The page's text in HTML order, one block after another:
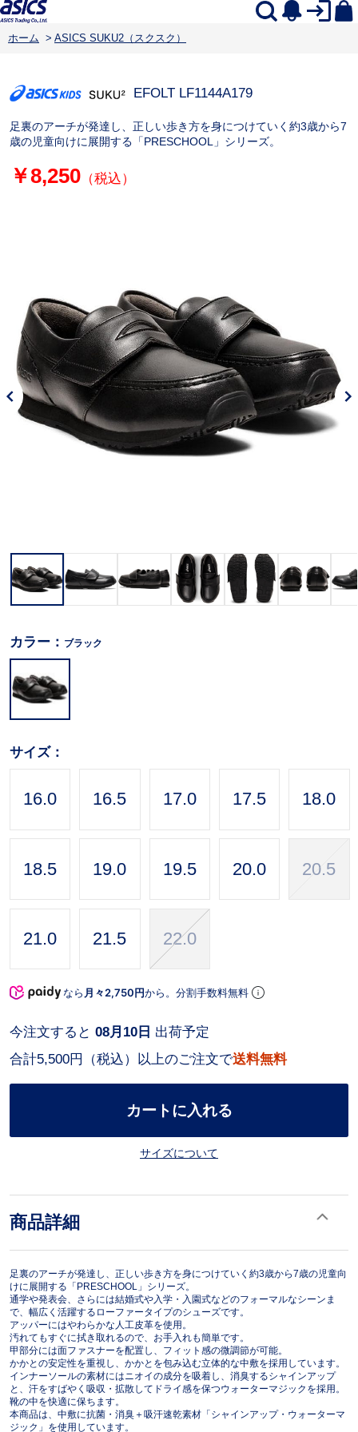
ホーム > ASICS SUKU2（スクスク）
EFOLT LF1144A179
足裏のアーチが発達し、正しい歩き方を身につけていく約3歳から7
歳の児童向けに展開する「PRESCHOOL」シリーズ。
￥8,250（税込）
カラー： ブラック
サイズ：
16.0 16.5 17.0 17.5 18.0
18.5 19.0 19.5 20.0 20.5
21.0 21.5 22.0
なら 月々2,750円から。分割手数料無料
合計5,500円（税込）以上のご注文で送料無料
今注文すると 08月10日 出荷予定
カートに入れる
サイズについて
商品詳細
足裏のアーチが発達し、正しい歩き方を身につけていく約3歳から7歳の児童向
けに展開する「PRESCHOOL」シリーズ。
通学や発表会、さらには結婚式や入学・入園式などのフォーマルなシーンま
で、幅広く活躍するローファータイプのシューズです。
アッパーにはやわらかな人工皮革を使用。
汚れてもすぐに拭き取れるので、お手入れも簡単です。
甲部分には面ファスナーを配置し、フィット感の微調節が可能。
かかとの安定性を重視し、かかとを包み込む立体的な中敷を採用しています。
インナーソールの素材にはニオイの成分を吸着し、消臭するシャインアップ
と、汗をすばやく吸収・拡散してドライ感を保つウォーターマジックを採用。
靴の中を快適に保ちます。
本商品は、中敷に抗菌・消臭＋吸汗速乾素材「シャインアップ・ウォーターマ
ジック」を使用しています。